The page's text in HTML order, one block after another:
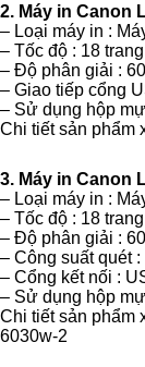
2. Máy in Canon
– Loại máy in :
– Tốc độ : 18
– Độ phân giải :
– Giao tiếp cổng
– Sử dụng hộp
Chi tiết sản phẩm
3. Máy in Canon
– Loại máy in :
– Tốc độ : 18
– Độ phân giải :
– Công suất quét
– Cổng kết nối :
– Sử dụng hộp
Chi tiết sản phẩm
6030w-2